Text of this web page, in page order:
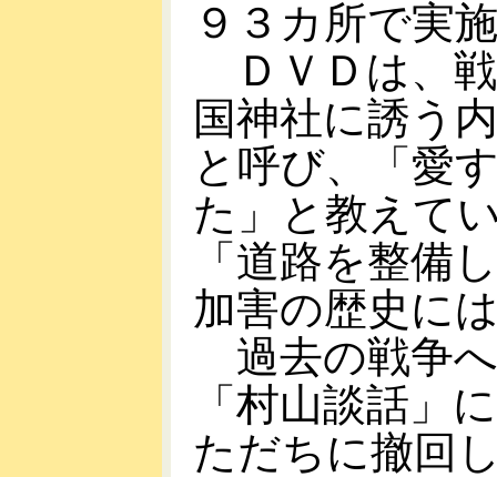
９３カ所で実
ＤＶＤは、
国神社に誘う
と呼び、「愛
た」と教えて
「道路を整備
加害の歴史に
過去の戦争
「村山談話」
ただちに撤回